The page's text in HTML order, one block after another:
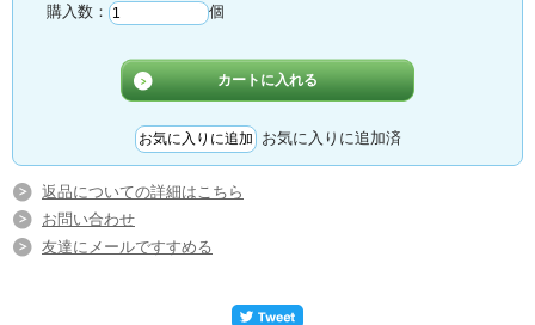
購入数： 個
お気に入りに追加済
返品についての詳細はこちら
お問い合わせ
友達にメールですすめる